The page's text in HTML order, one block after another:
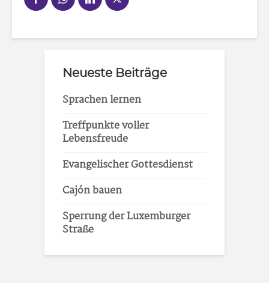
Neueste Beiträge
Sprachen lernen
Treffpunkte voller
Lebensfreude
Evangelischer Gottesdienst
Cajón bauen
Sperrung der Luxemburger
Straße